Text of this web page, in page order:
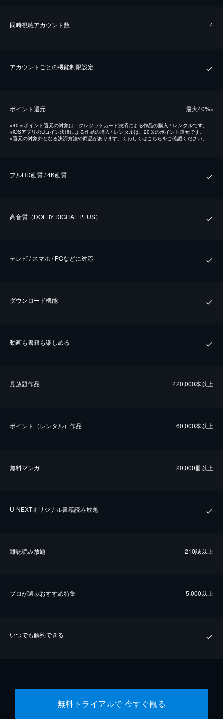
同時視聴アカウント数 4
アカウントごとの機能制限設定
ポイント還元 最⼤40%※
※40％ポイント還元の対象は、クレジットカード決済による作品の購入 / レンタルです。
※iOSアプリのUコイン決済による作品の購入 / レンタルは、20％のポイント還元です。
※還元の対象外となる決済方法や商品があります。くわしくはこちらをご確認ください。
フルHD画質 / 4K画質
⾼⾳質（DOLBY DIGITAL PLUS）
テレビ / スマホ / PCなどに対応
ダウンロード機能
動画も書籍も楽しめる
⾒放題作品 420,000本以上
ポイント（レンタル）作品 60,000本以上
無料マンガ 20,000冊以上
U-NEXTオリジナル書籍読み放題
雑誌読み放題 210誌以上
プロが選ぶおすすめ特集 5,000以上
いつでも解約できる
無料トライアルで 今すぐ観る